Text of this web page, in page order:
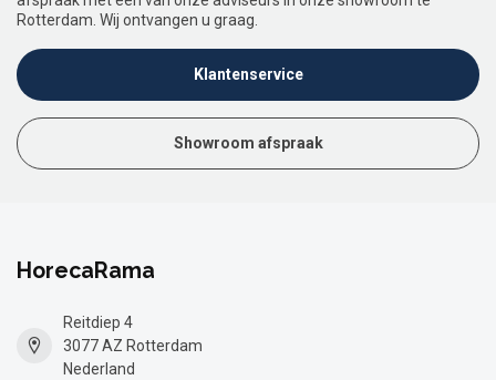
Rotterdam. Wij ontvangen u graag.
Klantenservice
Showroom afspraak
HorecaRama
Reitdiep 4
3077 AZ Rotterdam
Nederland